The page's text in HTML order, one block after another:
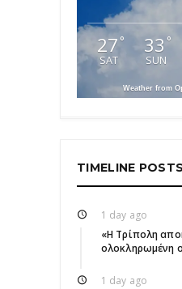
27 °
SAT
33 °
SUN
Weather from
TIMELINE POSTS
1 day ago
«Η Τρίπολη
ολοκληρωμένη
1 day ago